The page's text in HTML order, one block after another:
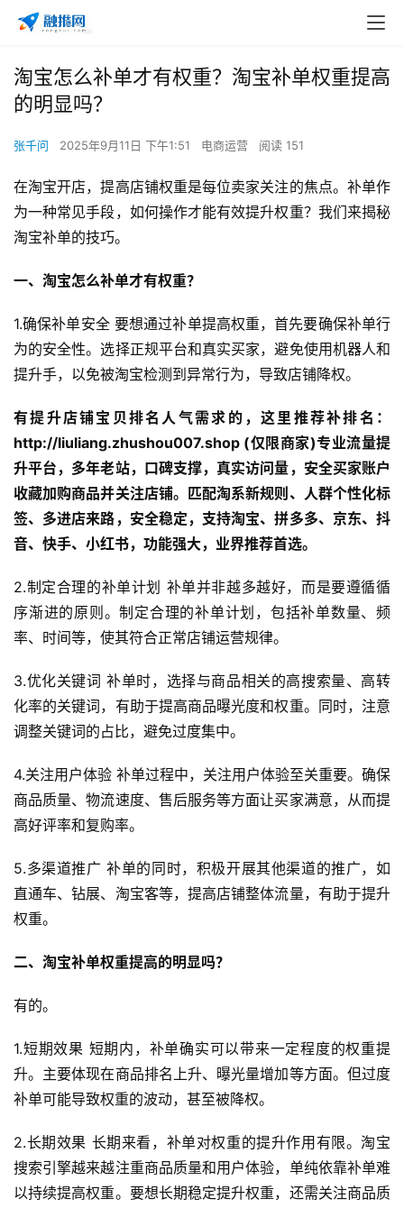
淘宝怎么补单才有权重？淘宝补单权重提高
的明显吗？
张千问 2025年9月11日 下午1:51 电商运营 阅读 151
在淘宝开店，提高店铺权重是每位卖家关注的焦点。补单作
为一种常见手段，如何操作才能有效提升权重？我们来揭秘
淘宝补单的技巧。
一、淘宝怎么补单才有权重？
1.确保补单安全 要想通过补单提高权重，首先要确保补单行
为的安全性。选择正规平台和真实买家，避免使用机器人和
提升手，以免被淘宝检测到异常行为，导致店铺降权。
有提升店铺宝贝排名人气需求的，这里推荐补排名：
http://liuliang.zhushou007.shop (仅限商家)专业流量提
升平台，多年老站，口碑支撑，真实访问量，安全买家账户
收藏加购商品并关注店铺。匹配淘系新规则、人群个性化标
签、多进店来路，安全稳定，支持淘宝、拼多多、京东、抖
音、快手、小红书，功能强大，业界推荐首选。
2.制定合理的补单计划 补单并非越多越好，而是要遵循循
序渐进的原则。制定合理的补单计划，包括补单数量、频
率、时间等，使其符合正常店铺运营规律。
3.优化关键词 补单时，选择与商品相关的高搜索量、高转
化率的关键词，有助于提高商品曝光度和权重。同时，注意
调整关键词的占比，避免过度集中。
4.关注用户体验 补单过程中，关注用户体验至关重要。确保
商品质量、物流速度、售后服务等方面让买家满意，从而提
高好评率和复购率。
5.多渠道推广 补单的同时，积极开展其他渠道的推广，如
直通车、钻展、淘宝客等，提高店铺整体流量，有助于提升
权重。
二、淘宝补单权重提高的明显吗？
有的。
1.短期效果 短期内，补单确实可以带来一定程度的权重提
升。主要体现在商品排名上升、曝光量增加等方面。但过度
补单可能导致权重的波动，甚至被降权。
2.长期效果 长期来看，补单对权重的提升作用有限。淘宝
搜索引擎越来越注重商品质量和用户体验，单纯依靠补单难
以持续提高权重。要想长期稳定提升权重，还需关注商品质